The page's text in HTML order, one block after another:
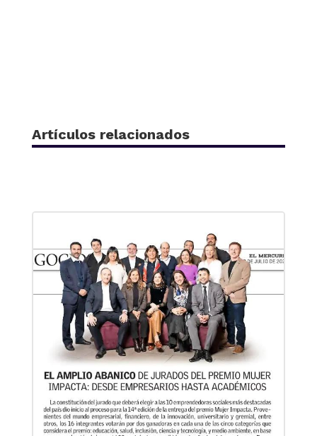
Artículos relacionados